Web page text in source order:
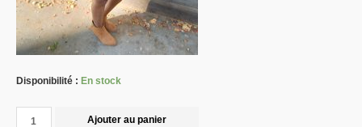
Disponibilité : En stock
Ajouter au panier